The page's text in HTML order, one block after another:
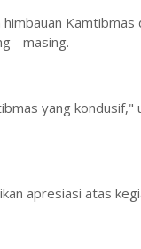
Kamtibmas
- masing.
yang kondusif,"
apresiasi atas